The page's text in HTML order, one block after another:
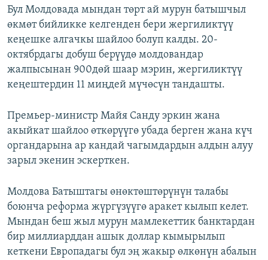
Бул Молдовада мындан төрт ай мурун батышчыл
өкмөт бийликке келгенден бери жергиликтүү
кеңешке алгачкы шайлоо болуп калды. 20-
октябрдагы добуш берүүдө молдовандар
жалпысынан 900дөй шаар мэрин, жергиликтүү
кеңештердин 11 миңдей мүчөсүн тандашты.
Премьер-министр Майя Санду эркин жана
акыйкат шайлоо өткөрүүгө убада берген жана күч
органдарына ар кандай чагымдардын алдын алуу
зарыл экенин эскерткен.
Молдова Батыштагы өнөктөштөрүнүн талабы
боюнча реформа жүргүзүүгө аракет кылып келет.
Мындан беш жыл мурун мамлекеттик банктардан
бир миллиарддан ашык доллар кымырылып
кеткени Европадагы бул эң жакыр өлкөнүн абалын